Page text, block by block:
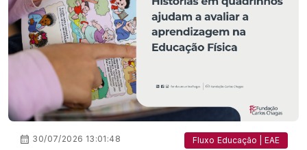
30/07/2026 13:01:48 Fluxo Educação | EAE